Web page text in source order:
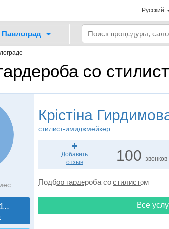
Русский
Павлоград
со
Крістіна
стилист-имиджмейкер
Добавить
отзыв
100звонков
Подбор гардероба со стилистом
Все